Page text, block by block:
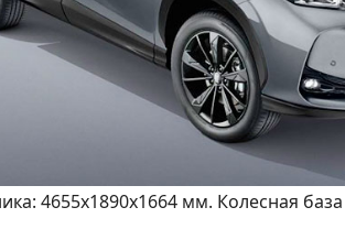
4655х1890х1664 мм. Колесная